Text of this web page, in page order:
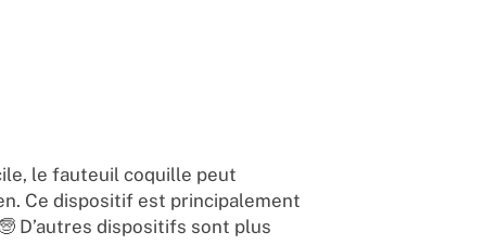
le fauteuil coquille peut
Ce dispositif est principalement
D’autres dispositifs sont plus